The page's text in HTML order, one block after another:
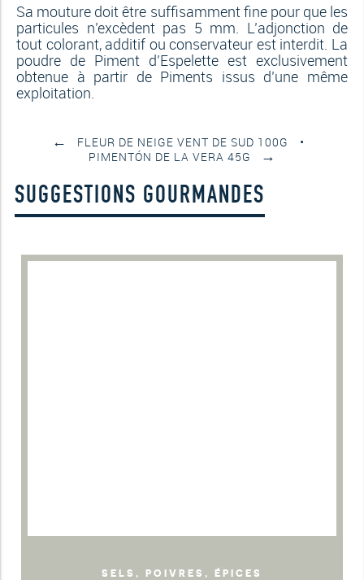
Sa mouture doit être suffisamment fine pour que les
particules n’excèdent pas 5 mm. L’adjonction de
tout colorant, additif ou conservateur est interdit. La
poudre de Piment d’Espelette est exclusivement
obtenue à partir de Piments issus d’une même
exploitation.
PIMENTÓN DE LA VERA 45G →
← FLEUR DE NEIGE VENT DE SUD 100G
SUGGESTIONS GOURMANDES
SELS, POIVRES, ÉPICES